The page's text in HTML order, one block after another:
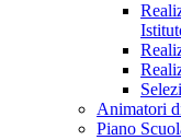
Animatori
Piano